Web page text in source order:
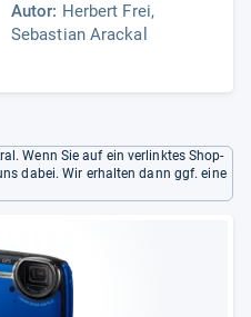
Autor: Herbert Frei,
Sebastian Arackal
Wenn Sie auf ein verlinktes Shop-
dabei. Wir erhalten dann ggf. eine